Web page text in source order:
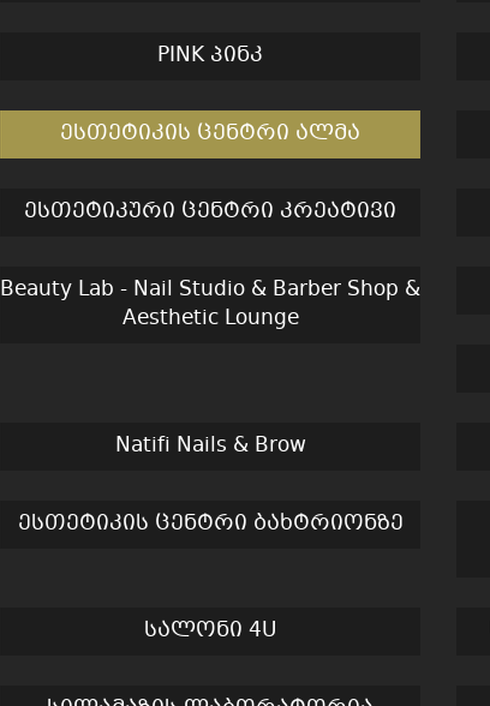
PINK პინკ
ესთეტიკის ცენტრი ალმა
ესთეტიკური ცენტრი კრეატივი
Beauty Lab - Nail Studio & Barber Shop &
Aesthetic Lounge
Natifi Nails & Brow
ესთეტიკის ცენტრი ბახტრიონზე
სალონი 4U